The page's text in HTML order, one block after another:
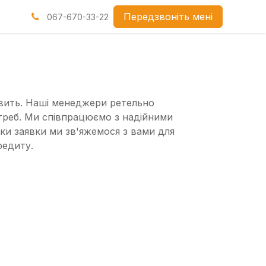
067-670-33-22 Передзвоніть мені
Наші менеджери ретельно
Ми співпрацюємо з надійними
заявки ми зв'яжемося з вами для